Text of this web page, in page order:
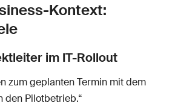
Kontext:
im IT-Rollout
zum geplanten Termin mit dem
den Pilotbetrieb.“